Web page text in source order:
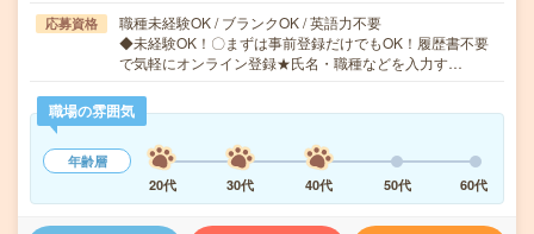
応募資格
職種未経験OK / ブランクOK / 英語力不要
◆未経験OK！〇まずは事前登録だけでもOK！履歴書不要
で気軽にオンライン登録★氏名・職種などを入力す…
職場の雰囲気
年齢層
20代
30代 40代 50代 60代